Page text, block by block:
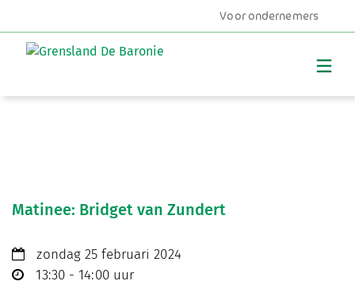
Voor ondernemers
Matinee: Bridget van Zundert
zondag 25 februari 2024
13:30 - 14:00 uur